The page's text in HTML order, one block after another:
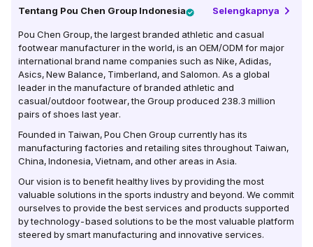
Tentang Pou Chen Group Indonesia Selengkapnya
Pou Chen Group, the largest branded athletic and casual
footwear manufacturer in the world, is an OEM/ODM for major
international brand name companies such as Nike, Adidas,
Asics, New Balance, Timberland, and Salomon. As a global
leader in the manufacture of branded athletic and
casual/outdoor footwear, the Group produced 238.3 million
pairs of shoes last year.
Founded in Taiwan, Pou Chen Group currently has its
manufacturing factories and retailing sites throughout Taiwan,
China, Indonesia, Vietnam, and other areas in Asia.
Our vision is to benefit healthy lives by providing the most
valuable solutions in the sports industry and beyond. We commit
ourselves to provide the best services and products supported
by technology-based solutions to be the most valuable platform
steered by smart manufacturing and innovative services.